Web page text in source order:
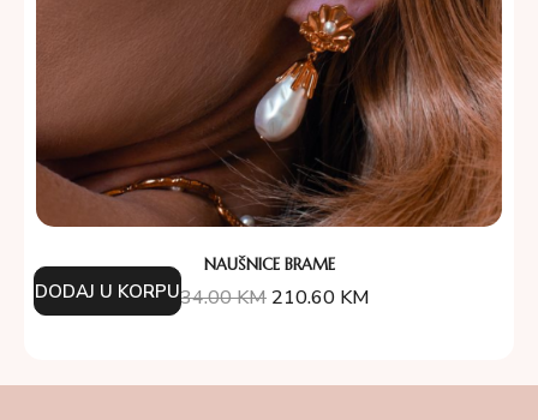
NAUŠNICE BRAME
234.00KM 210.60 KM
DODAJ U KORPU